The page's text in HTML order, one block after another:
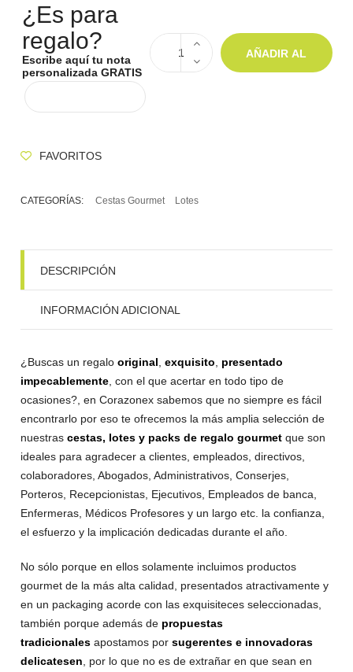
¿Es para
regalo?
Escribe aquí tu nota
personalizada GRATIS
AÑADIR AL
FAVORITOS
CATEGORÍAS: Cestas Gourmet Lotes
DESCRIPCIÓN
INFORMACIÓN ADICIONAL
¿Buscas un regalooriginal ,exquisito
presentado
impecablemente , con el que acertar en todo tipo de
ocasiones?, en Corazonex sabemos que no siempre es fácil
encontrarlo por eso te ofrecemos la más amplia selección de
nuestrascestas, lotes y packs de regalo gourmet que son
ideales para agradecer a clientes, empleados, directivos,
colaboradores, Abogados, Administrativos, Conserjes,
Porteros, Recepcionistas, Ejecutivos, Empleados de banca,
Enfermeras, Médicos Profesores y un largo etc. la confianza,
el esfuerzo y la implicación dedicadas durante el año.
No sólo porque en ellos solamente incluimos productos
gourmet de la más alta calidad, presentados atractivamente y
en un packaging acorde con las exquisiteces seleccionadas,
también porque además de propuestas
tradicionales apostamos porsugerentes e innovadoras
delicatesen , por lo que no es de extrañar en que sean en